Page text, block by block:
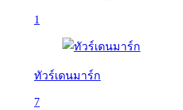
1
ทัวร์เดนมาร์ก
7